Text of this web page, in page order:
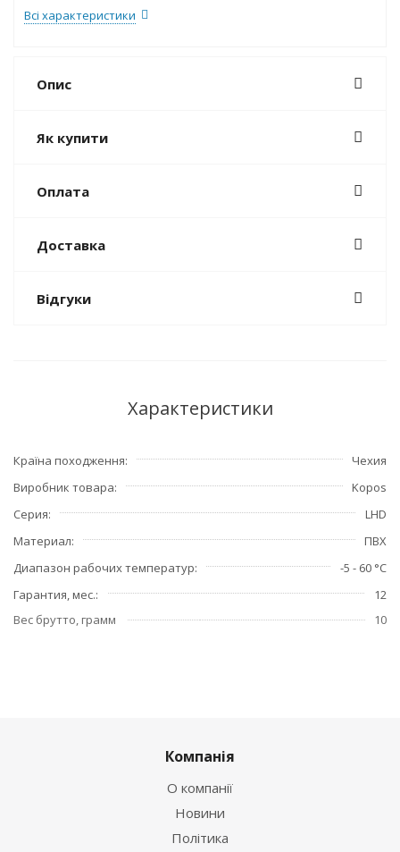
Всі характеристики
Опис
Як купити
Оплата
Доставка
Відгуки
Характеристики
Країна походження
Чехия
Виробник товара
Kopos
Серия
LHD
Материал
ПВХ
Диапазон рабочих температур
-5 - 60 °C
Гарантия, мес.
12
Вес брутто, грамм
10
Компанія
О компанії
Новини
Політика